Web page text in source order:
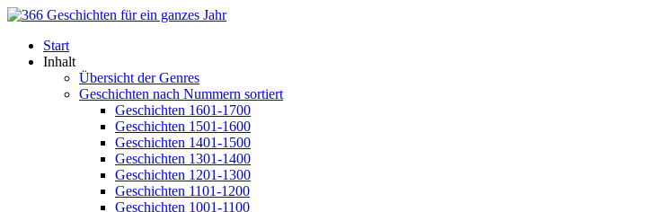
Start
Inhalt
Übersicht der Genres
Geschichten nach Nummern sortiert
Geschichten 1601-1700
Geschichten 1501-1600
Geschichten 1401-1500
Geschichten 1301-1400
Geschichten 1201-1300
Geschichten 1101-1200
Geschichten 1001-1100